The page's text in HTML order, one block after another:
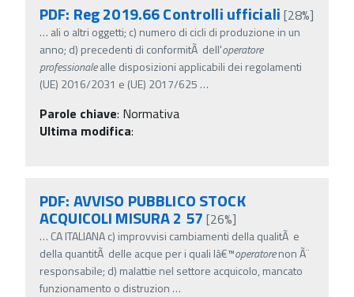
PDF: Reg 2019.66 Controlli ufficiali [28%]
… ali o altri oggetti; c) numero di cicli di produzione in un
anno; d) precedenti di conformitÃ dell'operatore
professionalealle disposizioni applicabili dei regolamenti
(UE) 2016/2031 e (UE) 2017/625 …
Parole chiave: Normativa
Ultima modifica:
PDF: AVVISO PUBBLICO STOCK
ACQUICOLI MISURA 2 57 [26%]
… CA ITALIANA c) improvvisi cambiamenti della qualitÃ e
della quantitÃ delle acque per i quali lâ€™operatorenon Ã¨
responsabile; d) malattie nel settore acquicolo, mancato
funzionamento o distruzion …